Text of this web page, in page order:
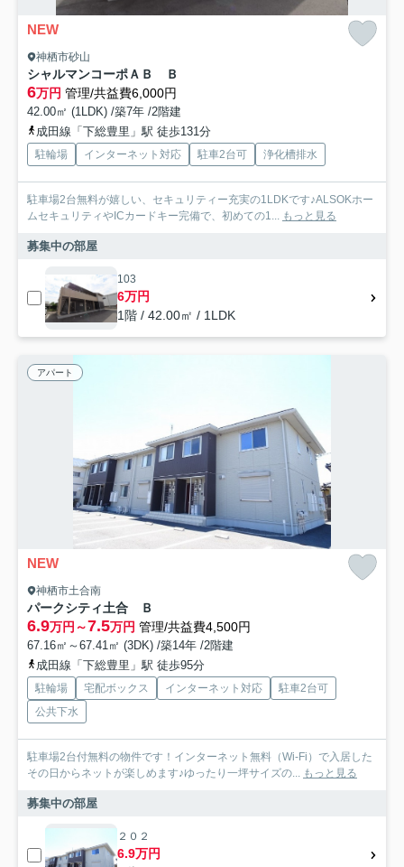
NEW
神栖市砂山
シャルマンコーポＡＢ Ｂ
6万円 管理/共益費6,000円
42.00㎡ (1LDK) /築7年 /2階建
成田線「下総豊里」駅 徒歩131分
駐輪場 インターネット対応 駐車2台可 浄化槽排水
駐車場2台無料が嬉しい、セキュリティー充実の1LDKです♪ALSOKホー
ムセキュリティやICカードキー完備で、初めての1... もっと見る
募集中の部屋
103
6万円
1階 / 42.00㎡ / 1LDK
アパート
NEW
神栖市土合南
パークシティ土合 Ｂ
6.9万円～7.5万円 管理/共益費4,500円
67.16㎡～67.41㎡ (3DK) /築14年 /2階建
成田線「下総豊里」駅 徒歩95分
駐輪場 宅配ボックス インターネット対応
駐車2台可
公共下水
駐車場2台付無料の物件です！インターネット無料（Wi-Fi）で入居した
その日からネットが楽しめます♪ゆったり一坪サイズの... もっと見る
募集中の部屋
２０２
6.9万円